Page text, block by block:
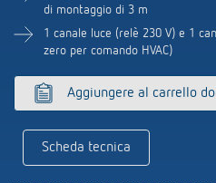
Controllo dell'ora e
Rilevatore di
di montaggio di 3 m
1 canale luce (relè 230 V) e 1
zero per comando HVAC)
Aggiungere al carrello
Scheda tecnica